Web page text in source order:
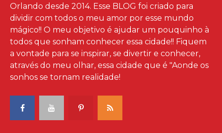
Orlando desde 2014. Esse BLOG foi criado para
dividir com todos o meu amor por esse mundo
mágico!! O meu objetivo é ajudar um pouquinho à
todos que sonham conhecer essa cidade!! Fiquem
a vontade para se inspirar, se divertir e conhecer,
através do meu olhar, essa cidade que é "Aonde os
sonhos se tornam realidade!